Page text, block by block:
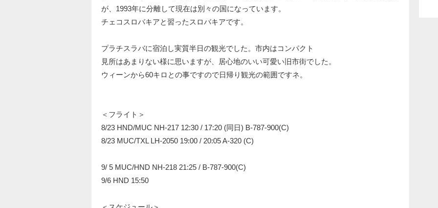
が、1993年に分離して現在は別々の国になっています。
チェコスロバキアと習ったスロバキアです。
プラチスラバに宿泊し実質半日の観光でした。市内はコンパクト
見所はあまりない様に思いますが、居心地のいい可愛い旧市街でした。
ウィーンから60キロとの事ですので日帰り観光の範囲ですネ。
＜フライト＞
8/23 HND/MUC NH-217 12:30 / 17:20 (同日) B-787-900(C)
8/23 MUC/TXL LH-2050 19:00 / 20:05 A-320 (C)
9/ 5 MUC/HND NH-218 21:25 / B-787-900(C)
9/6 HND 15:50